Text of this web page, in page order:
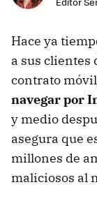
Hace ya
a sus clientes
contrato
navegar por
y medio
asegura que
millones de
maliciosos al